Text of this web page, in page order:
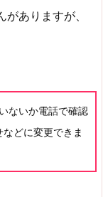
ありますが、
ないか電話で確認
どに変更できま